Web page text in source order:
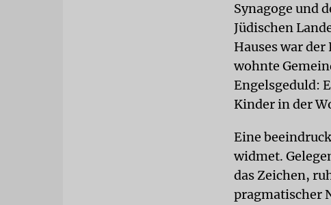
Synagoge und
Jüdischen
Hauses war
wohnte
Engelsgeduld:
Kinder in der
Eine
widmet.
das Zeichen,
pragmatischer